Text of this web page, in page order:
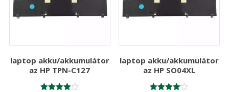
laptop akku/akkumulátor
az HP TPN-C127
laptop akku/akkumulátor
az HP SO04XL